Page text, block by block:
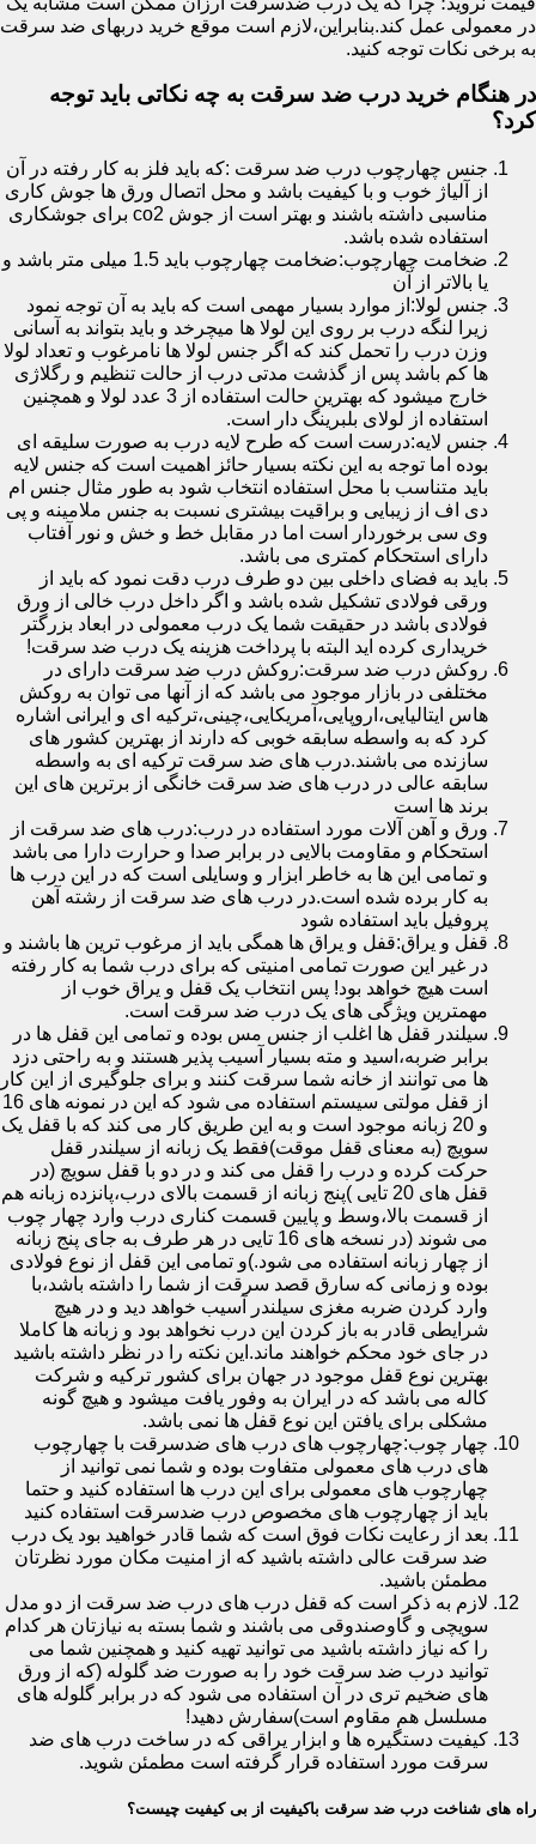
در معمولی عمل کند.بنابراین،لازم است موقع خرید دربهای ضد سرقت
به برخی نکات توجه کنید.
در هنگام خرید درب ضد سرقت به چه نکاتی باید توجه
کرد؟
جنس چهارچوب درب ضد سرقت :که باید فلز به کار رفته در آن
از آلیاژ خوب و با کیفیت باشد و محل اتصال ورق ها جوش کاری
مناسبی داشته باشند و بهتر است از جوش co2 برای جوشکاری
استفاده شده باشد.
ضخامت چهارچوب:ضخامت چهارچوب باید 1.5 میلی متر باشد و
یا بالاتر از آن
جنس لولا:از موارد بسیار مهمی است که باید به آن توجه نمود
زیرا لنگه درب بر روی این لولا ها میچرخد و باید بتواند به آسانی
وزن درب را تحمل کند که اگر جنس لولا ها نامرغوب و تعداد لولا
ها کم باشد پس از گذشت مدتی درب از حالت تنظیم و رگلاژی
خارج میشود که بهترین حالت استفاده از 3 عدد لولا و همچنین
استفاده از لولای بلبرینگ دار است.
جنس لایه:درست است که طرح لایه درب به صورت سلیقه ای
بوده اما توجه به این نکته بسیار حائز اهمیت است که جنس لایه
باید متناسب با محل استفاده انتخاب شود به طور مثال جنس ام
دی اف از زیبایی و براقیت بیشتری نسبت به جنس ملامینه و پی
وی سی برخوردار است اما در مقابل خط و خش و نور آفتاب
دارای استحکام کمتری می باشد.
باید به فضای داخلی بین دو طرف درب دقت نمود که باید از
ورقی فولادی تشکیل شده باشد و اگر داخل درب خالی از ورق
فولادی باشد در حقیقت شما یک درب معمولی در ابعاد بزرگتر
خریداری کرده اید البته با پرداخت هزینه یک درب ضد سرقت!
روکش درب ضد سرقت:روکش درب ضد سرقت دارای در
مختلفی در بازار موجود می باشد که از آنها می توان به روکش
هاس ایتالیایی،اروپایی،آمریکایی،چینی،ترکیه ای و ایرانی اشاره
کرد که به واسطه سابقه خوبی که دارند از بهترین کشور های
سازنده می باشند.درب های ضد سرقت ترکیه ای به واسطه
سابقه عالی در درب های ضد سرقت خانگی از برترین های این
برند ها است
ورق و آهن آلات مورد استفاده در درب:درب های ضد سرقت از
استحکام و مقاومت بالایی در برابر صدا و حرارت دارا می باشد
و تمامی این ها به خاطر ابزار و وسایلی است که در این درب ها
به کار برده شده است.در درب های ضد سرقت از رشته آهن
پروفیل باید استفاده شود
قفل و یراق:قفل و یراق ها همگی باید از مرغوب ترین ها باشند و
در غیر این صورت تمامی امنیتی که برای درب شما به کار رفته
است هیچ خواهد بود! پس انتخاب یک قفل و یراق خوب از
مهمترین ویژگی های یک درب ضد سرقت است.
سیلندر قفل ها اغلب از جنس مس بوده و تمامی این قفل ها در
برابر ضربه،اسید و مته بسیار آسیب پذیر هستند و به راحتی دزد
ها می توانند از خانه شما سرقت کنند و برای جلوگیری از این کار
از قفل مولتی سیستم استفاده می شود که این در نمونه های 16
و 20 زبانه موجود است و به این طریق کار می کند که با قفل یک
سویچ (به معنای قفل موقت)فقط یک زبانه از سیلندر قفل
حرکت کرده و درب را قفل می کند و در دو با قفل سویچ (در
قفل های 20 تایی )پنج زبانه از قسمت بالای درب،پانزده زبانه هم
از قسمت بالا،وسط و پایین قسمت کناری درب وارد چهار چوب
می شوند (در نسخه های 16 تایی در هر طرف به جای پنج زبانه
از چهار زبانه استفاده می شود.)و تمامی این قفل از نوع فولادی
بوده و زمانی که سارق قصد سرقت از شما را داشته باشد،با
وارد کردن ضربه مغزی سیلندر آسیب خواهد دید و در هیچ
شرایطی قادر به باز کردن این درب نخواهد بود و زبانه ها کاملا
در جای خود محکم خواهند ماند.این نکته را در نظر داشته باشید
بهترین نوع قفل موجود در جهان برای کشور ترکیه و شرکت
کاله می باشد که در ایران به وفور یافت میشود و هیچ گونه
مشکلی برای یافتن این نوع قفل ها نمی باشد.
چهار چوب:چهارچوب های درب های ضدسرقت با چهارچوب
های درب های معمولی متفاوت بوده و شما نمی توانید از
چهارچوب های معمولی برای این درب ها استفاده کنید و حتما
باید از چهارچوب های مخصوص درب ضدسرقت استفاده کنید
بعد از رعایت نکات فوق است که شما قادر خواهید بود یک درب
ضد سرقت عالی داشته باشید که از امنیت مکان مورد نظرتان
مطمئن باشید.
لازم به ذکر است که قفل درب های درب ضد سرقت از دو مدل
سویچی و گاوصندوقی می باشند و شما بسته به نیازتان هر کدام
را که نیاز داشته باشید می توانید تهیه کنید و همچنین شما می
توانید درب ضد سرقت خود را به صورت ضد گلوله (که از ورق
های ضخیم تری در آن استفاده می شود که در برابر گلوله های
مسلسل هم مقاوم است)سفارش دهید!
کیفیت دستگیره ها و ابزار یراقی که در ساخت درب های ضد
سرقت مورد استفاده قرار گرفته است مطمئن شوید.
راه های شناخت درب ضد سرقت باکیفیت از بی کیفیت چیست؟